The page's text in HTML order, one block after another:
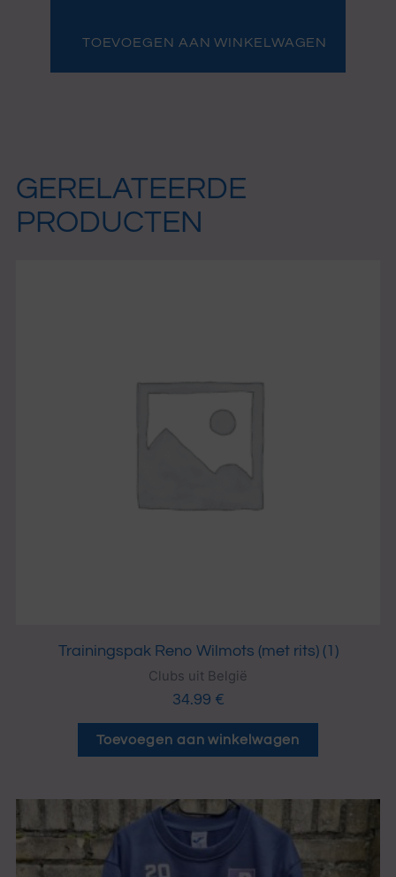
Vreys
rits)
TOEVOEGEN AAN WINKELWAGEN
GERELATEERDE
PRODUCTEN
Trainingspak Reno Wilmots (met rits) (1)
Clubs uit België
34.99 €
Toevoegen aan winkelwagen